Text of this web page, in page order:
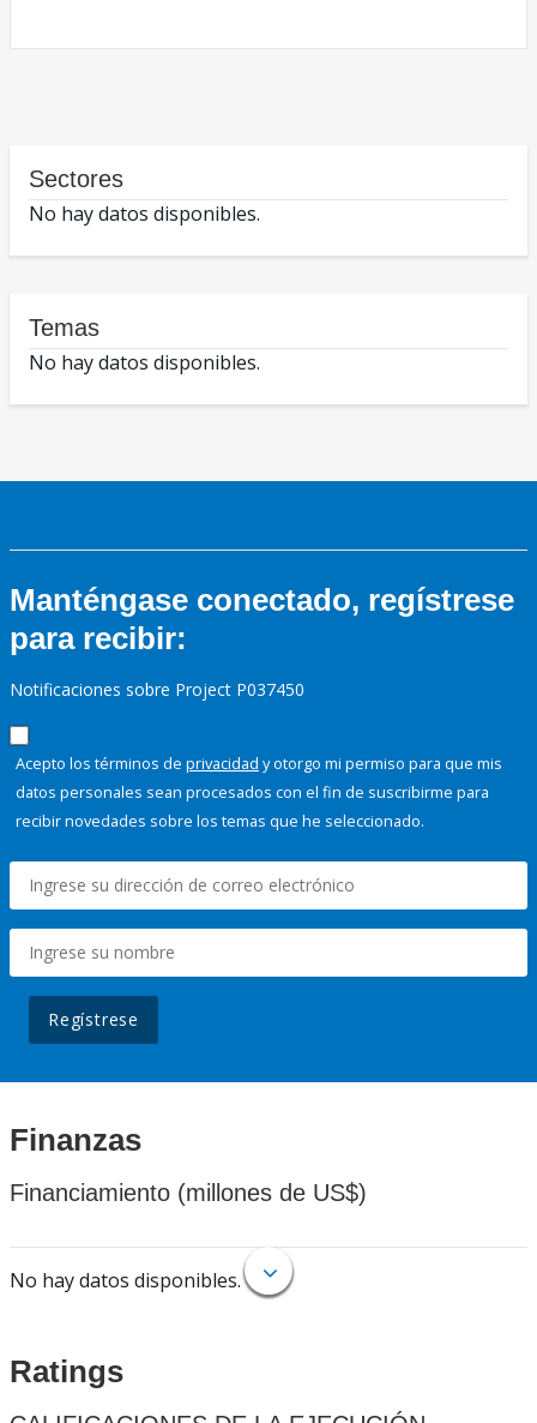
Sectores
No hay datos disponibles.
Temas
No hay datos disponibles.
Manténgase conectado, regístrese
para recibir:
Notificaciones sobre Project P037450
Acepto los términos de privacidad y otorgo mi permiso para que mis
datos personales sean procesados con el fin de suscribirme para
recibir novedades sobre los temas que he seleccionado.
Regístrese
Finanzas
Financiamiento (millones de US$)
No hay datos disponibles.
Ratings